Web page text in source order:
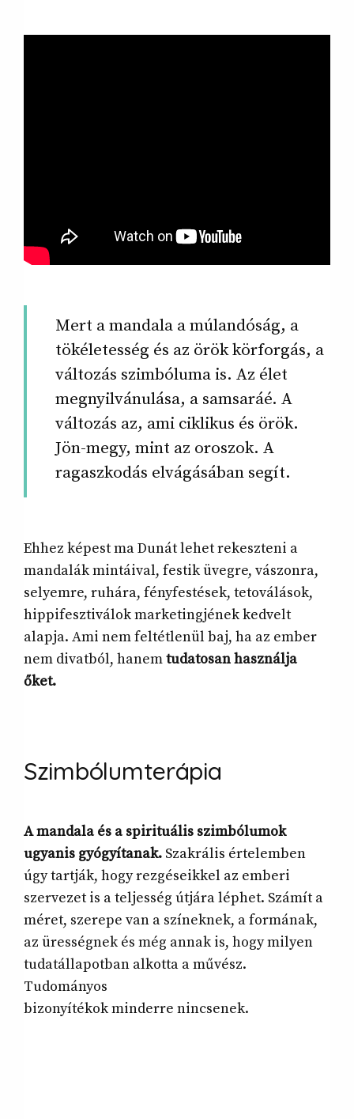
Mert a mandala a múlandóság, a
tökéletesség és az örök körforgás, a
változás szimbóluma is. Az élet
megnyilvánulása, a samsaráé. A
változás az, ami ciklikus és örök.
Jön-megy, mint az oroszok. A
ragaszkodás elvágásában segít.
Ehhez képest ma Dunát lehet rekeszteni a
mandalák mintáival, festik üvegre, vászonra,
selyemre, ruhára, fényfestések, tetoválások,
hippifesztiválok marketingjének kedvelt
alapja. Ami nem feltétlenül baj, ha az ember
nem divatból, hanemtudatosan használja
őket.
Szimbólumterápia
A mandala és a spirituális szimbólumok
ugyanis gyógyítanak. Szakrális értelemben
úgy tartják, hogy rezgéseikkel az emberi
szervezet is a teljesség útjára léphet. Számít a
méret, szerepe van a színeknek, a formának,
az ürességnek és még annak is, hogy milyen
tudatállapotban alkotta a művész.
Tudományos
bizonyítékok minderre nincsenek.